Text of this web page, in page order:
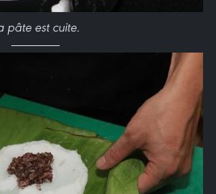
pâte est cuite.